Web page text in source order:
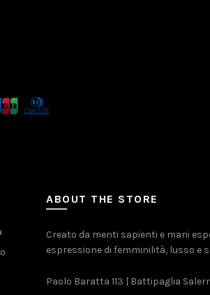
ABOUT THE STORE
Creato da menti sapienti e mani
espressione di femminilità, lusso e
Paolo Baratta 113 | Battipaglia